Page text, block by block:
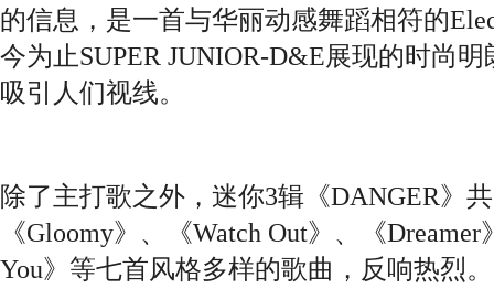
的信息，是一首与华丽动感舞蹈相符的
今为止SUPER JUNIOR-D&E展现的时尚
吸引人们视线。
除了主打歌之外，迷你3辑《DANGER》
《Gloomy》、《Watch Out》、《
You》等七首风格多样的歌曲，反响热烈。